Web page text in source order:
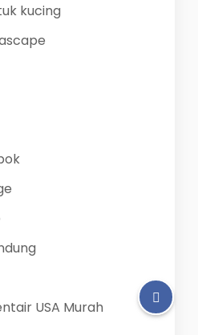
kucing
USA Murah